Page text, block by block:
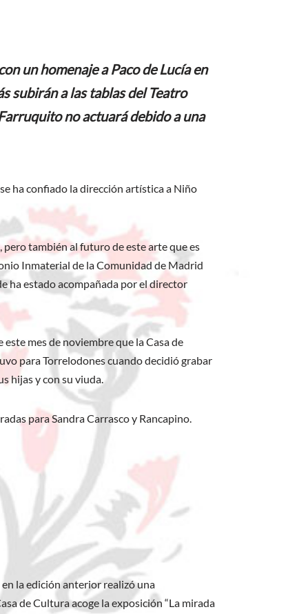
un homenaje a Paco de Lucía en
subirán a las tablas del Teatro
no actuará debido a una
ha confiado la dirección artística a Niño
pero también al futuro de este arte que es
Inmaterial de la Comunidad de Madrid
ha estado acompañada por el director
mes de noviembre que la Casa de
para Torrelodones cuando decidió grabar
hijas y con su viuda.
para Sandra Carrasco y Rancapino.
la edición anterior realizó una
de Cultura acoge la exposición “La mirada